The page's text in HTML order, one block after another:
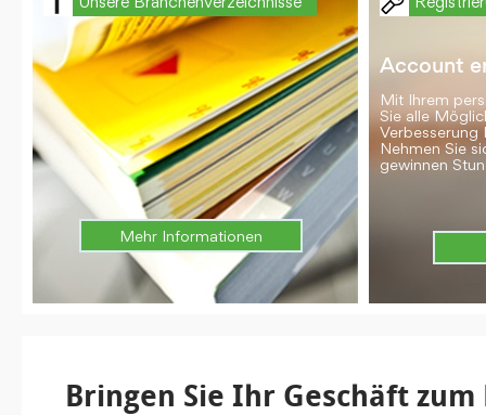
Mehr Informationen
Account
Mit Ihrem
Sie alle
Verbesserung
Nehmen Sie
gewinnen
Bringen Sie Ihr Geschäft zum